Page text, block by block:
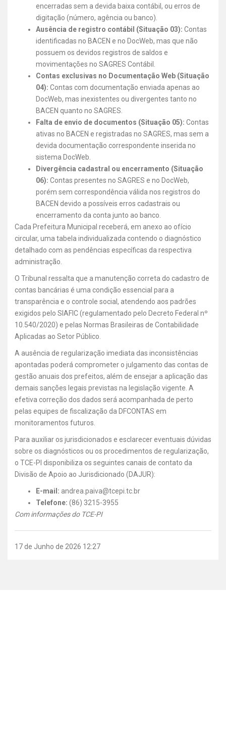
encerradas sem a devida baixa contábil, ou erros de
digitação (número, agência ou banco).
Ausência de registro contábil (Situação 03): Contas
identificadas no BACEN e no DocWeb, mas que não
possuem os devidos registros de saldos e
movimentações no SAGRES Contábil.
Contas exclusivas no Documentação Web (Situação
04): Contas com documentação enviada apenas ao
DocWeb, mas inexistentes ou divergentes tanto no
BACEN quanto no SAGRES.
Falta de envio de documentos (Situação 05): Contas
ativas no BACEN e registradas no SAGRES, mas sem a
devida documentação correspondente inserida no
sistema DocWeb.
Divergência cadastral ou encerramento (Situação
06): Contas presentes no SAGRES e no DocWeb,
porém sem correspondência válida nos registros do
BACEN devido a possíveis erros cadastrais ou
encerramento da conta junto ao banco.
Cada Prefeitura Municipal receberá, em anexo ao ofício
circular, uma tabela individualizada contendo o diagnóstico
detalhado com as pendências específicas da respectiva
administração.
O Tribunal ressalta que a manutenção correta do cadastro de
contas bancárias é uma condição essencial para a
transparência e o controle social, atendendo aos padrões
exigidos pelo SIAFIC (regulamentado pelo Decreto Federal nº
10.540/2020) e pelas Normas Brasileiras de Contabilidade
Aplicadas ao Setor Público.
A ausência de regularização imediata das inconsistências
apontadas poderá comprometer o julgamento das contas de
gestão anuais dos prefeitos, além de ensejar a aplicação das
demais sanções legais previstas na legislação vigente. A
efetiva correção dos dados será acompanhada de perto
pelas equipes de fiscalização da DFCONTAS em
monitoramentos futuros.
Para auxiliar os jurisdicionados e esclarecer eventuais dúvidas
sobre os diagnósticos ou os procedimentos de regularização,
o TCE-PI disponibiliza os seguintes canais de contato da
Divisão de Apoio ao Jurisdicionado (DAJUR):
E-mail: andrea.paiva@tcepi.tc.br
Telefone: (86) 3215-3955
Com informações do TCE-PI
17 de Junho de 2026 12:27